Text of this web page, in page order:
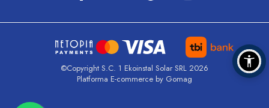
©Copyright S.C. 1 Ekoinstal Solar SRL 2026
Platforma E-commerce by Gomag